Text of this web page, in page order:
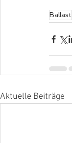
Ballast
Aktuelle Beiträge